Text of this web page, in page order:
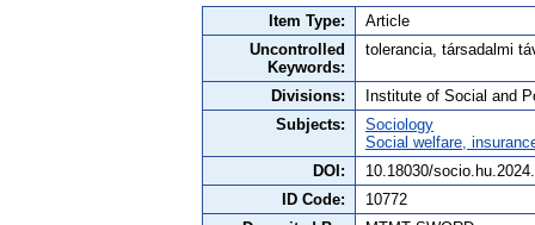
Item Type:
Article
Uncontrolled
Keywords:
tolerancia, társadalmi
Divisions:
Institute of Social and
Subjects:
Sociology
Social welfare,
DOI:
10.18030/
ID Code:
10772